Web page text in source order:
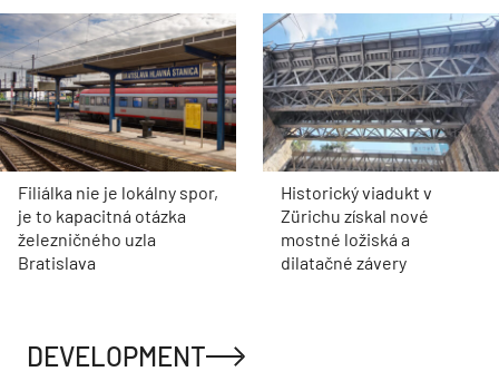
Filiálka nie je lokálny spor,
je to kapacitná otázka
železničného uzla
Bratislava
Historický viadukt v
Zürichu získal nové
mostné ložiská a
dilatačné závery
DEVELOPMENT